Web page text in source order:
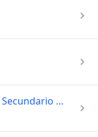
Centro de Apoyo Escolar Primario y Secundario Marylo